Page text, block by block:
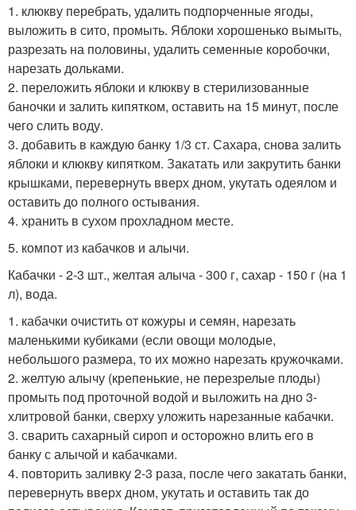
1. клюкву перебрать, удалить подпорченные ягоды,
выложить в сито, промыть. Яблоки хорошенько вымыть,
разрезать на половины, удалить семенные коробочки,
нарезать дольками.
2. переложить яблоки и клюкву в стерилизованные
баночки и залить кипятком, оставить на 15 минут, после
чего слить воду.
3. добавить в каждую банку 1/3 ст. Сахара, снова залить
яблоки и клюкву кипятком. Закатать или закрутить банки
крышками, перевернуть вверх дном, укутать одеялом и
оставить до полного остывания.
4. хранить в сухом прохладном месте.
5. компот из кабачков и алычи.
Кабачки - 2-3 шт., желтая алыча - 300 г, сахар - 150 г (на 1
л), вода.
1. кабачки очистить от кожуры и семян, нарезать
маленькими кубиками (если овощи молодые,
небольшого размера, то их можно нарезать кружочками.
2. желтую алычу (крепенькие, не перезрелые плоды)
промыть под проточной водой и выложить на дно 3-
хлитровой банки, сверху уложить нарезанные кабачки.
3. сварить сахарный сироп и осторожно влить его в
банку с алычой и кабачками.
4. повторить заливку 2-3 раза, после чего закатать банки,
перевернуть вверх дном, укутать и оставить так до